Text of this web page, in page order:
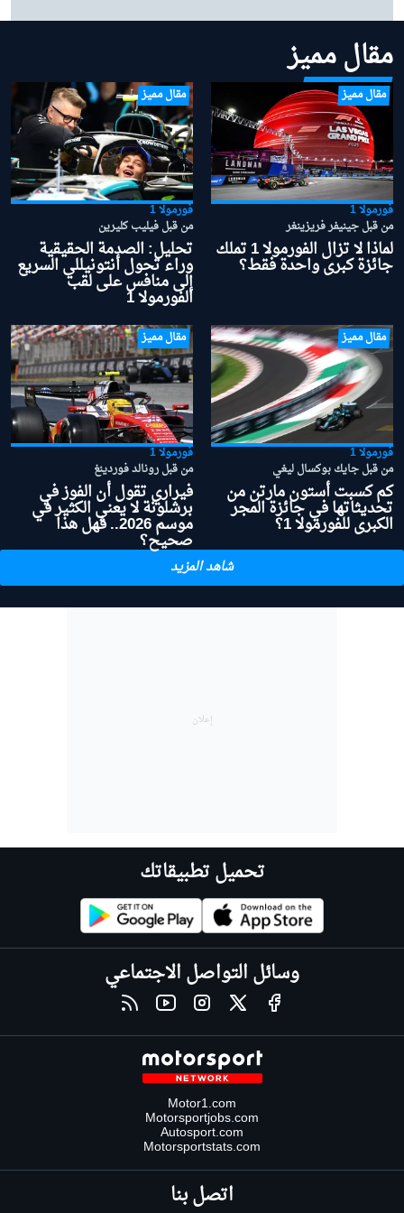
مقال مميز
مقال مميز
فورمولا 1
من قبل جينيفر فريزينغر
لماذا لا تزال الفورمولا 1 تملك
جائزة كبرى واحدة فقط؟
مقال مميز
فورمولا 1
من قبل فيليب كليرين
تحليل: الصدمة الحقيقية
وراء تحول أنتونيللي السريع
إلى منافس على لقب
الفورمولا 1
مقال مميز
فورمولا 1
من قبل جايك بوكسال ليغي
كم كسبت أستون مارتن من
تحديثاتها في جائزة المجر
الكبرى للفورمولا 1؟
مقال مميز
فورمولا 1
من قبل رونالد فوردينغ
فيراري تقول أن الفوز في
برشلونة لا يعني الكثير في
موسم 2026.. فهل هذا
صحيح؟
شاهد المزيد
تحميل تطبيقاتك
وسائل التواصل الاجتماعي
Motor1.com
Motorsportjobs.com
Autosport.com
Motorsportstats.com
اتصل بنا